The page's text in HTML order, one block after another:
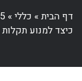
דף הבית» כללי»
כיצד למנוע תקלות